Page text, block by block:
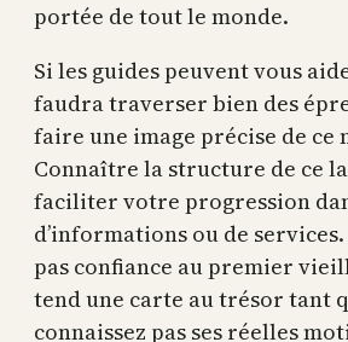
portée de tout le monde.
Si les guides peuvent vous
faudra traverser bien des
faire une image précise de ce
Connaître la structure de ce
faciliter votre progression
d’informations ou de
pas confiance au premier
tend une carte au trésor tant
connaissez pas ses réelles